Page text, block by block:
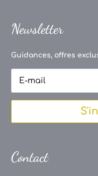
Newsletter
Guidances, offres
Contact